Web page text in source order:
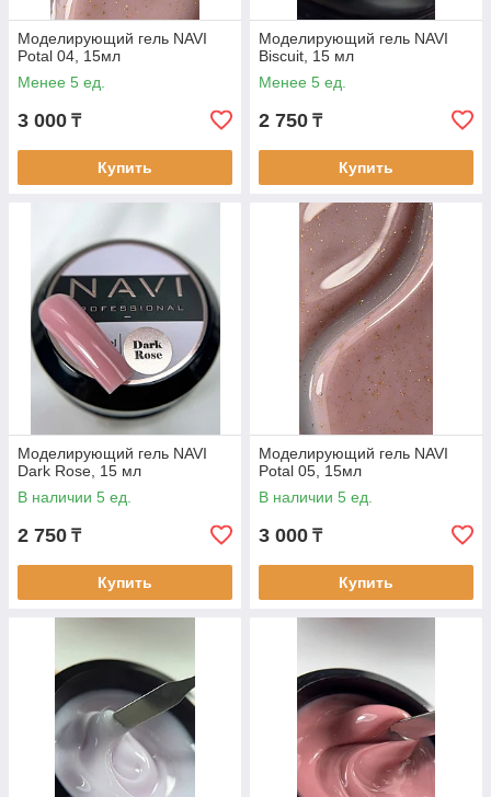
Моделирующий гель NAVI
Potal 04, 15мл
Менее 5 ед.
3 000 ₸
Купить
Моделирующий гель NAVI
Biscuit, 15 мл
Менее 5 ед.
2 750 ₸
Купить
Моделирующий гель NAVI
Dark Rose, 15 мл
В наличии 5 ед.
2 750 ₸
Купить
Моделирующий гель NAVI
Potal 05, 15мл
В наличии 5 ед.
3 000 ₸
Купить